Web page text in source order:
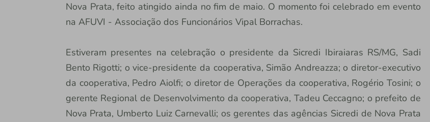
Nova Prata, feito atingido ainda no fim de maio. O momento foi celebrado em evento
na AFUVI - Associação dos Funcionários Vipal Borrachas.
Estiveram presentes na celebração o presidente da Sicredi Ibiraiaras RS/MG, Sadi
Bento Rigotti; o vice-presidente da cooperativa, Simão Andreazza; o diretor-executivo
da cooperativa, Pedro Aiolfi; o diretor de Operações da cooperativa, Rogério Tosini; o
gerente Regional de Desenvolvimento da cooperativa, Tadeu Ceccagno; o prefeito de
Nova Prata, Umberto Luiz Carnevalli; os gerentes das agências Sicredi de Nova Prata